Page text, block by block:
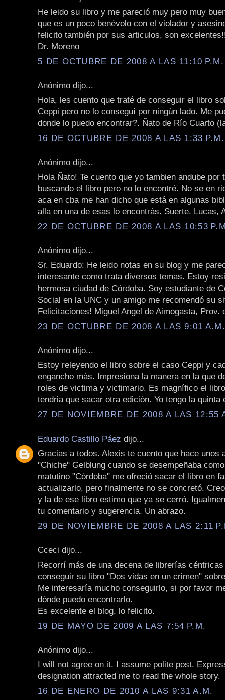
He leido su libro y me pareció muy pero muy
que es un poco benévolo con el violador y
felicito también por sus articulos, son
Dr. Moreno
5 DE OCTUBRE DE 2008 A LAS 11:10 P.M.
Anónimo dijo...
Hola, les cuento que traté de conseguir el libro
Ceppi pero no lo conseguí por ningún lado. Me
donde lo puedo encontrar?. Ñato de Río Cuarto
16 DE OCTUBRE DE 2008 A LAS 1:33 P.M.
Anónimo dijo...
Hola Ñato! Te cuento que yo tambien andube por
buscando el libro pero no lo encontré. No se en
aca en cba me han dicho que está en algunas
alla en una de esas lo encontrás. Suerte. Lucas,
22 DE OCTUBRE DE 2008 A LAS 10:53
Anónimo dijo...
Sr. Eduardo: He leido notas en su blog y me
interesante como trata diversos temas. Estoy
hermosa ciudad de Córdoba. Soy estudiante de
Social en la UNC y un amigo me recomendó su
Felicitaciones! Miguel Angel de Aimogasta, Prov.
23 DE OCTUBRE DE 2008 A LAS 9:01
Anónimo dijo...
Estoy releyendo el libro sobre el caso Ceppi y
engancho más. Impresiona la manera en la que
roles de victima y victimario. Es magnífico el
tendria que sacar otra edición. Yo tengo la quinta
27 DE NOVIEMBRE DE 2008 A LAS 12:55
Eduardo Castillo Páez dijo...
Gracias a todos. Alexis te cuento que hace unos
"Chiche" Gelblung cuando se desempeñaba
matutino "Córdoba" me ofreció sacar el libro en
actualizarlo, pero finalmente no se concretó.
y la de ese libro estimo que ya se cerró.
tu comentario y sugerencia. Un abrazo.
29 DE NOVIEMBRE DE 2008 A LAS 2:11
Cceci dijo...
Recorrí más de una decena de librerías
conseguir su libro "Dos vidas en un crimen"
Me interesaría mucho conseguirlo, si por favor
dónde puedo encontrarlo.
Es excelente el blog, lo felicito.
19 DE MAYO DE 2009 A LAS 7:54 P.M.
Anónimo dijo...
I will not agree on it. I assume polite post.
designation attracted me to read the whole story.
16 DE ENERO DE 2010 A LAS 9:31 A.M.